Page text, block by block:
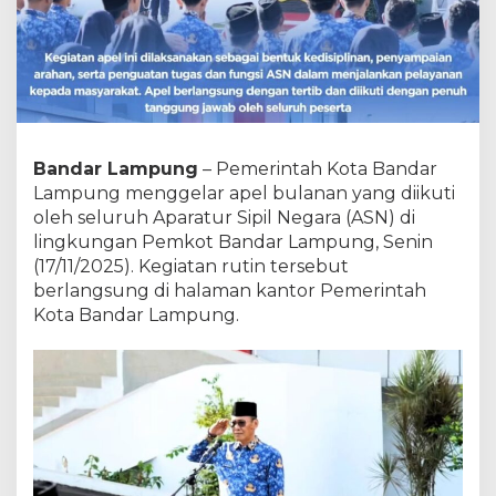
n
d
a
r
p
u
n
g
l
p
e
l
B
u
l
Bandar Lampung – Pemerintah Kota Bandar
Lampung menggelar apel bulanan yang diikuti
oleh seluruh Aparatur Sipil Negara (ASN) di
lingkungan Pemkot Bandar Lampung, Senin
(17/11/2025). Kegiatan rutin tersebut
berlangsung di halaman kantor Pemerintah
Kota Bandar Lampung.